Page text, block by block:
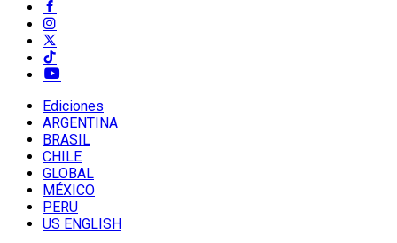
Ediciones
ARGENTINA
BRASIL
CHILE
GLOBAL
MÉXICO
PERU
US ENGLISH